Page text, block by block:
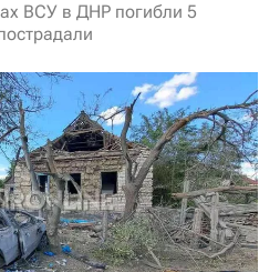
ВСУ в ДНР погибли 5